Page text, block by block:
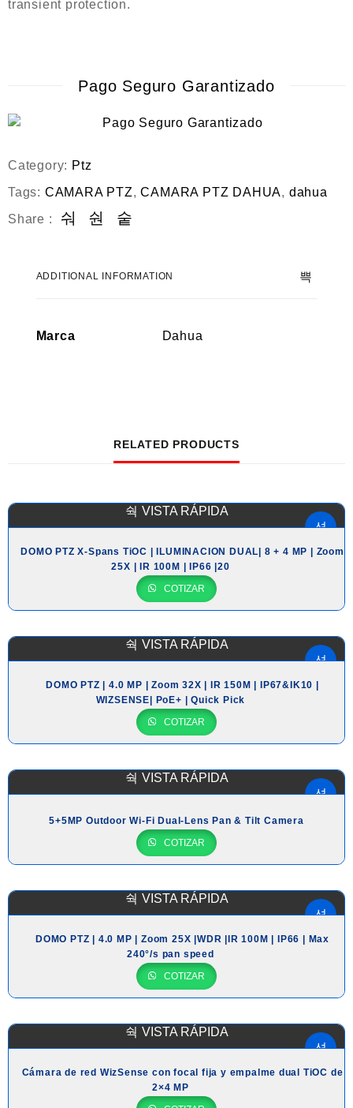
transient protection.
Pago Seguro Garantizado
Category: Ptz
Tags: CAMARA PTZ,CAMARA PTZ DAHUA, dahua
Share :
ADDITIONAL INFORMATION
Marca Dahua
RELATED PRODUCTS
VISTA RÁPIDA
DOMO PTZ X-Spans TiOC | ILUMINACION DUAL| 8 + 4 MP | Zoom
25X | IR 100M | IP66 |20
COTIZAR
VISTA RÁPIDA
DOMO PTZ | 4.0 MP | Zoom 32X | IR 150M | IP67&IK10 |
WIZSENSE| PoE+ | Quick Pick
COTIZAR
VISTA RÁPIDA
5+5MP Outdoor Wi-Fi Dual-Lens Pan & Tilt Camera
COTIZAR
VISTA RÁPIDA
DOMO PTZ | 4.0 MP | Zoom 25X |WDR |IR 100M | IP66 | Max
240°/s pan speed
COTIZAR
VISTA RÁPIDA
Cámara de red WizSense con focal fija y empalme dual TiOC de
2×4 MP